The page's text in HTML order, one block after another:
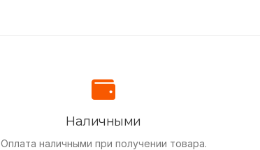
Наличными
Оплата наличными при получении товара.